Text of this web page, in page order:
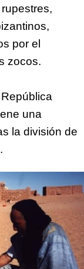
por el
zocos.
una
la división de